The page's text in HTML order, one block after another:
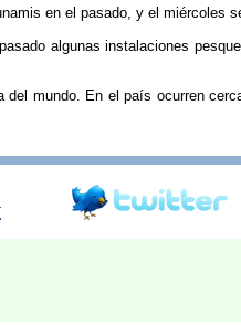
en el pasado, y el miércoles
algunas instalaciones
mundo. En el país ocurren